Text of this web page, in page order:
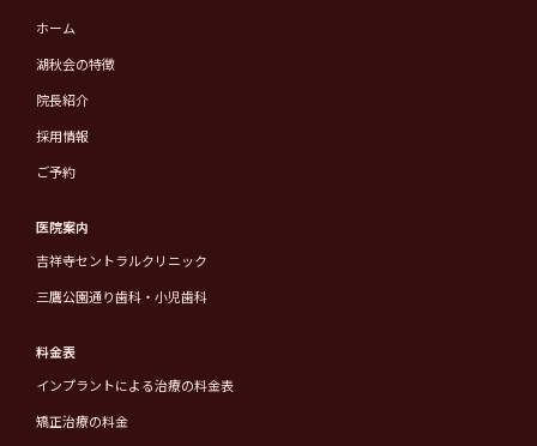
ホーム
湖秋会の特徴
院長紹介
採用情報
ご予約
医院案内
吉祥寺セントラルクリニック
三鷹公園通り歯科・小児歯科
料金表
インプラントによる治療の料金表
矯正治療の料金